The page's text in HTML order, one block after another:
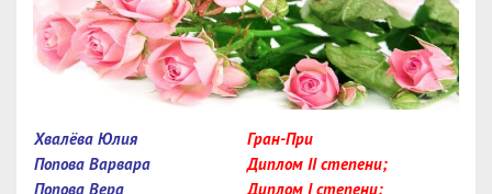
Хвалёва Юлия
Гран-При
Попова Варвара
Диплом II степени;
Попова Вера
Диплом I степени;